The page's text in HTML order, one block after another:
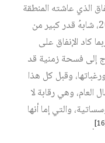
الذي عاشته المنطقة
في الحقبة الممتدة من 2008 إلى 2014، شابهُ قدر كبير من
كاد الإنفاق على
إلى فسحة زمنية قد
وقبل كل هذا
العام، وهي رقابة لا
والتي إما أنها
.